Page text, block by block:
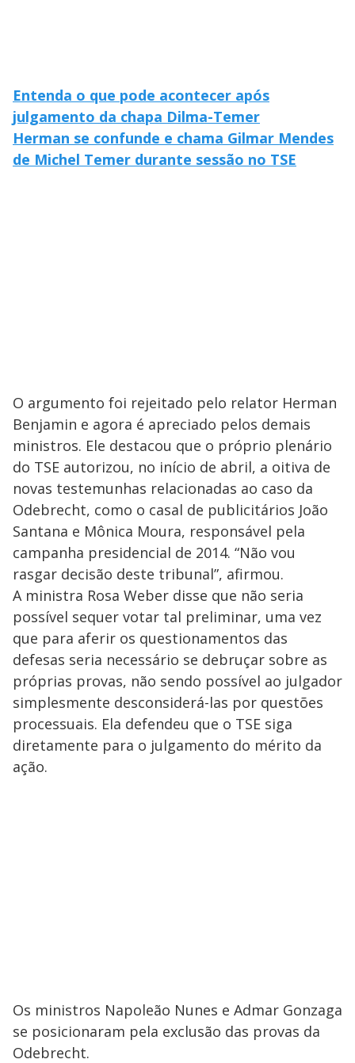
Entenda o que pode acontecer após
julgamento da chapa Dilma-Temer
Herman se confunde e chama Gilmar Mendes
de Michel Temer durante sessão no TSE
O argumento foi rejeitado pelo relator Herman
Benjamin e agora é apreciado pelos demais
ministros. Ele destacou que o próprio plenário
do TSE autorizou, no início de abril, a oitiva de
novas testemunhas relacionadas ao caso da
Odebrecht, como o casal de publicitários João
Santana e Mônica Moura, responsável pela
campanha presidencial de 2014. “Não vou
rasgar decisão deste tribunal”, afirmou.
A ministra Rosa Weber disse que não seria
possível sequer votar tal preliminar, uma vez
que para aferir os questionamentos das
defesas seria necessário se debruçar sobre as
próprias provas, não sendo possível ao julgador
simplesmente desconsiderá-las por questões
processuais. Ela defendeu que o TSE siga
diretamente para o julgamento do mérito da
ação.
Os ministros Napoleão Nunes e Admar Gonzaga
se posicionaram pela exclusão das provas da
Odebrecht.